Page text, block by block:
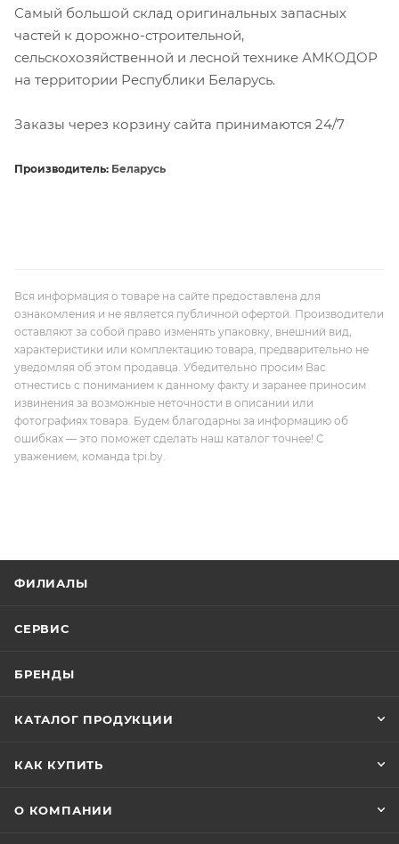
Самый большой склад оригинальных запасных
частей к дорожно-строительной,
сельскохозяйственной и лесной технике АМКОДОР
на территории Республики Беларусь.
Заказы через корзину сайта принимаются 24/7
Производитель: Беларусь
Вся информация о товаре на сайте предоставлена для
ознакомления и не является публичной офертой. Производители
оставляют за собой право изменять упаковку, внешний вид,
характеристики или комплектацию товара, предварительно не
уведомляя об этом продавца. Убедительно просим Вас
отнестись с пониманием к данному факту и заранее приносим
извинения за возможные неточности в описании или
фотографиях товара. Будем благодарны за информацию об
ошибках — это поможет сделать наш каталог точнее! С
уважением, команда tpi.by.
ФИЛИАЛЫ
СЕРВИС
БРЕНДЫ
КАТАЛОГ ПРОДУКЦИИ
КАК КУПИТЬ
О КОМПАНИИ